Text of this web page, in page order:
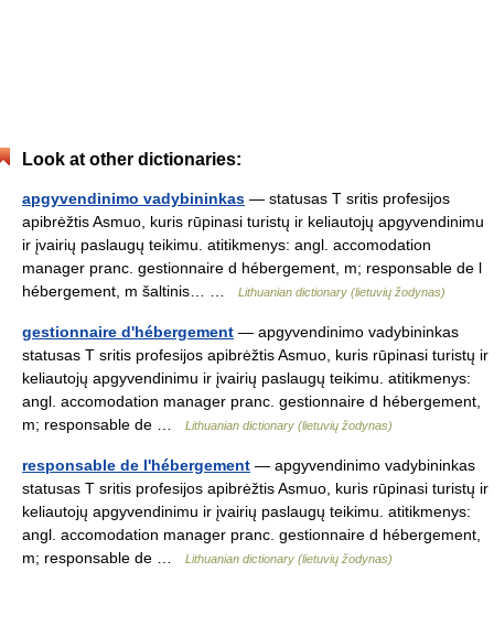
Look at other dictionaries:
apgyvendinimo vadybininkas — statusas T sritis profesijos
apibrėžtis Asmuo, kuris rūpinasi turistų ir keliautojų apgyvendinimu
ir įvairių paslaugų teikimu. atitikmenys: angl. accomodation
manager pranc. gestionnaire d hébergement, m; responsable de l
hébergement, m šaltinis… …
Lithuanian dictionary (lietuvių žodynas)
gestionnaire d'hébergement — apgyvendinimo vadybininkas
statusas T sritis profesijos apibrėžtis Asmuo, kuris rūpinasi turistų ir
keliautojų apgyvendinimu ir įvairių paslaugų teikimu. atitikmenys:
angl. accomodation manager pranc. gestionnaire d hébergement,
m; responsable de …
Lithuanian dictionary (lietuvių žodynas)
responsable de l'hébergement — apgyvendinimo vadybininkas
statusas T sritis profesijos apibrėžtis Asmuo, kuris rūpinasi turistų ir
keliautojų apgyvendinimu ir įvairių paslaugų teikimu. atitikmenys:
angl. accomodation manager pranc. gestionnaire d hébergement,
m; responsable de …
Lithuanian dictionary (lietuvių žodynas)